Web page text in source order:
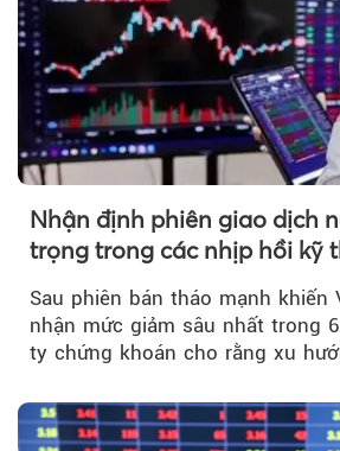
Nhận định phiên giao dịch
trọng trong các nhịp hồi kỹ
Sau phiên bán tháo mạnh khiến
nhận mức giảm sâu nhất trong
ty chứng khoán cho rằng xu